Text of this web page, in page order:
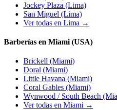
Jockey Plaza (Lima)
San Miguel (Lima)
Ver todas en Lima →
Barberías en Miami (USA)
Brickell (Miami)
Doral (Miami)
Little Havana (Miami)
Coral Gables (Miami)
Wynwood / South Beach
Ver todas en Miami →